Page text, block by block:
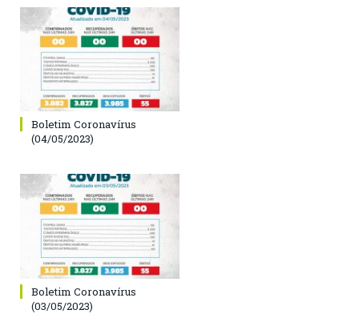
Boletim Coronavírus
(04/05/2023)
Boletim Coronavírus
(03/05/2023)